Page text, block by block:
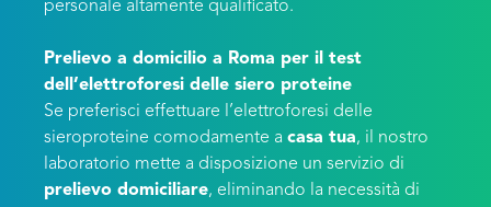
personale altamente qualificato.
Prelievo a domicilio a Roma per il test
dell’elettroforesi delle siero proteine
Se preferisci effettuare l’elettroforesi delle
sieroproteine comodamente a casa tua, il nostro
laboratorio mette a disposizione un servizio di
prelievo domiciliare, eliminando la necessità di